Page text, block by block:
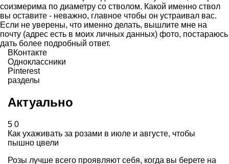
соизмерима по диаметру со стволом. Какой именно ствол
вы оставите - неважно, главное чтобы он устраивал вас.
Если не уверены, что именно делать, вышлите мне на
почту (адрес есть в моих личных данных) фото, постараюсь
дать более подробный ответ.
ВКонтакте
Одноклассники
Pinterest
разделы
Актуально
5 0
Как ухаживать за розами в июле и августе, чтобы
пышно цвели
Розы лучше всего проявляют себя, когда вы берете на